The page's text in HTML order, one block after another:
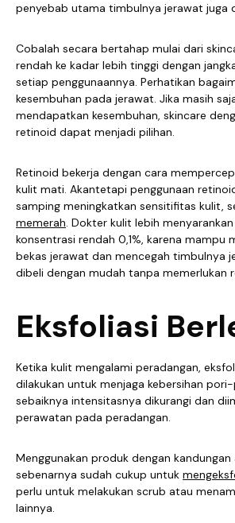
penyebab utama timbulnya jerawat juga
Cobalah secara bertahap mulai dari
rendah ke kadar lebih tinggi dengan
setiap penggunaannya. Perhatikan
kesembuhan pada jerawat. Jika masih
mendapatkan kesembuhan, skincare
retinoid dapat menjadi pilihan.
Retinoid bekerja dengan cara
kulit mati. Akantetapi penggunaan
samping meningkatkan sensitifitas kulit,
memerah. Dokter kulit lebih
konsentrasi rendah 0,1%, karena mampu
bekas jerawat dan mencegah timbulnya
dibeli dengan mudah tanpa memerlukan
Eksfoliasi
Ketika kulit mengalami peradangan,
dilakukan untuk menjaga kebersihan pori-
sebaiknya intensitasnya dikurangi dan
perawatan pada peradangan.
Menggunakan produk dengan kandungan
sebenarnya sudah cukup untuk
perlu untuk melakukan scrub atau
lainnya.